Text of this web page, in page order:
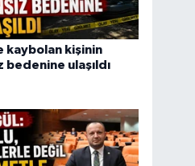
kaybolan kişinin
bedenine ulaşıldı